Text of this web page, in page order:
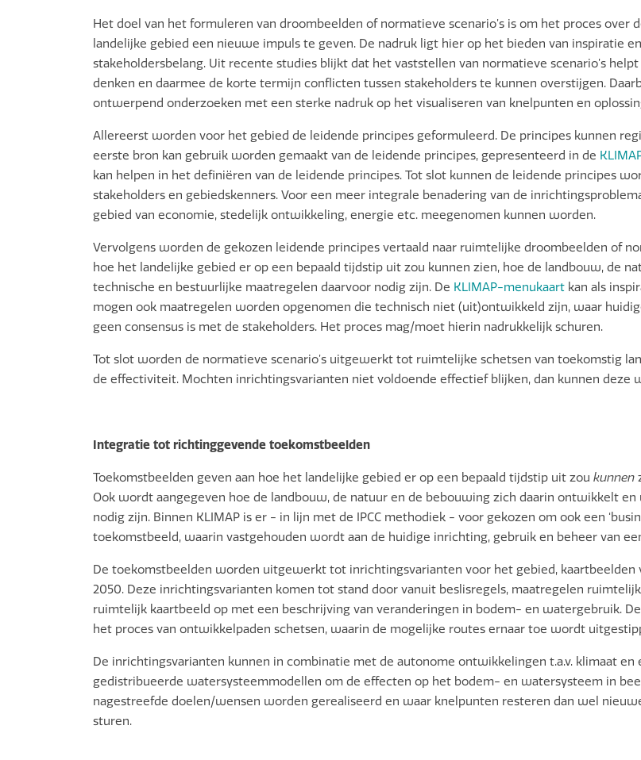
Het doel van het formuleren van droombeelden of normatieve scenario’s is om het proces
landelijke gebied een nieuwe impuls te geven. De nadruk ligt hier op het bieden van inspiratie
stakeholdersbelang. Uit recente studies blijkt dat het vaststellen van normatieve scenario’s
denken en daarmee de korte termijn conflicten tussen stakeholders te kunnen overstijgen.
ontwerpend onderzoeken met een sterke nadruk op het visualiseren van knelpunten en
Allereerst worden voor het gebied de leidende principes geformuleerd. De principes kunnen
eerste bron kan gebruik worden gemaakt van de leidende principes, gepresenteerd in de
kan helpen in het definiëren van de leidende principes. Tot slot kunnen de leidende principes
stakeholders en gebiedskenners. Voor een meer integrale benadering van de
gebied van economie, stedelijk ontwikkeling, energie etc. meegenomen kunnen worden.
Vervolgens worden de gekozen leidende principes vertaald naar ruimtelijke droombeelden of
hoe het landelijke gebied er op een bepaald tijdstip uit zou kunnen zien, hoe de landbouw, de
technische en bestuurlijke maatregelen daarvoor nodig zijn. De KLIMAP-menukaart kan als
mogen ook maatregelen worden opgenomen die technisch niet (uit)ontwikkeld zijn, waar
geen consensus is met de stakeholders. Het proces mag/moet hierin nadrukkelijk schuren.
Tot slot worden de normatieve scenario’s uitgewerkt tot ruimtelijke schetsen van toekomstig
de effectiviteit. Mochten inrichtingsvarianten niet voldoende effectief blijken, dan kunnen deze
Integratie tot richtinggevende toekomstbeelden
Toekomstbeelden geven aan hoe het landelijke gebied er op een bepaald tijdstip uit zou kunnen
Ook wordt aangegeven hoe de landbouw, de natuur en de bebouwing zich daarin ontwikkelt
nodig zijn. Binnen KLIMAP is er - in lijn met de IPCC methodiek - voor gekozen om ook een
toekomstbeeld, waarin vastgehouden wordt aan de huidige inrichting, gebruik en beheer van
De toekomstbeelden worden uitgewerkt tot inrichtingsvarianten voor het gebied,
2050. Deze inrichtingsvarianten komen tot stand door vanuit beslisregels, maatregelen
ruimtelijk kaartbeeld op met een beschrijving van veranderingen in bodem- en watergebruik.
het proces van ontwikkelpaden schetsen, waarin de mogelijke routes ernaar toe wordt
De inrichtingsvarianten kunnen in combinatie met de autonome ontwikkelingen t.a.v. klimaat
gedistribueerde watersysteemmodellen om de effecten op het bodem- en watersysteem in
nagestreefde doelen/wensen worden gerealiseerd en waar knelpunten resteren dan wel
sturen.